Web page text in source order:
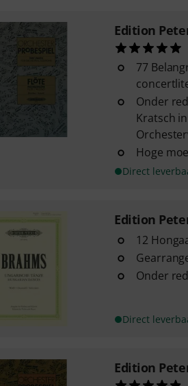
Edition
77
Onder
Kratsch
Hoge
Direct
Edition
12
Onder
Direct
Edition